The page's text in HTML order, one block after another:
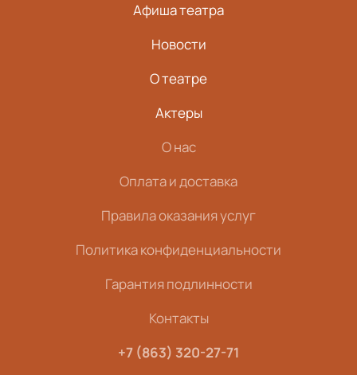
Афиша театра
Новости
О театре
Актеры
О нас
Оплата и доставка
Правила оказания услуг
Политика конфиденциальности
Гарантия подлинности
Контакты
+7 (863) 320-27-71